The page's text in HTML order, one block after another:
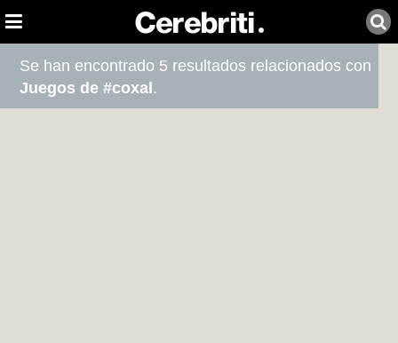
Se han encontrado 5 resultados relacionados con
Juegos de #coxal .